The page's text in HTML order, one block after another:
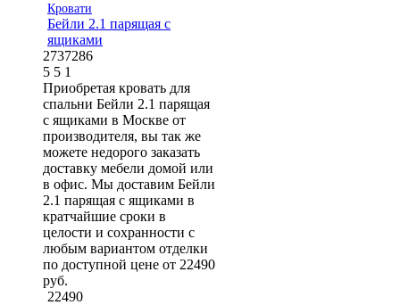
Кровати
Бейли 2.1 парящая с
ящиками
2737286
5 5 1
Приобретая кровать для
спальни Бейли 2.1 парящая
с ящиками в Москве от
производителя, вы так же
можете недорого заказать
доставку мебели домой или
в офис. Мы доставим Бейли
2.1 парящая с ящиками в
кратчайшие сроки в
целости и сохранности с
любым вариантом отделки
по доступной цене от 22490
руб.
22490